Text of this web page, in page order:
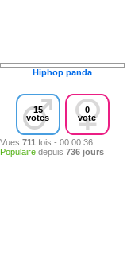
Hiphop panda
15
votes
0
vote
Vues 711 fois - 00:00:36
Populaire depuis 736 jours